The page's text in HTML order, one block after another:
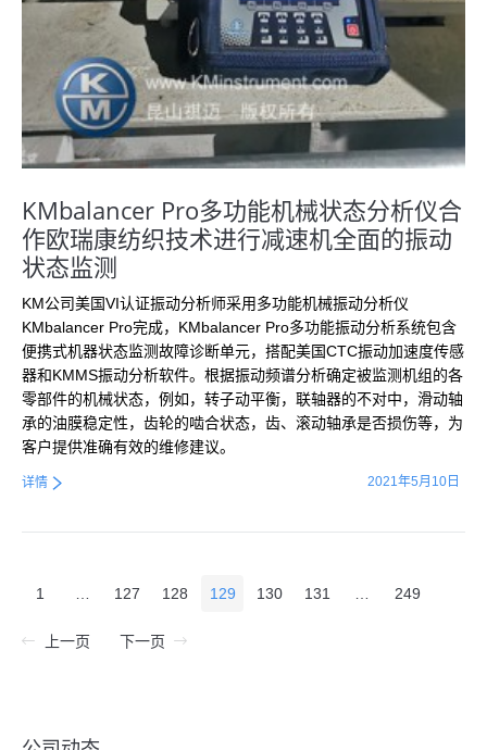
KMbalancer Pro多功能机械状态分析仪合
作欧瑞康纺织技术进行减速机全面的振动
状态监测
KM公司美国VI认证振动分析师采用多功能机械振动分析仪
KMbalancer Pro完成，KMbalancer Pro多功能振动分析系统包含
便携式机器状态监测故障诊断单元，搭配美国CTC振动加速度传感
器和KMMS振动分析软件。根据振动频谱分析确定被监测机组的各
零部件的机械状态，例如，转子动平衡，联轴器的不对中，滑动轴
承的油膜稳定性，齿轮的啮合状态，齿、滚动轴承是否损伤等，为
客户提供准确有效的维修建议。
2021年5月10日
详情
1 127 128 129 130 131 249
上一页 下一页